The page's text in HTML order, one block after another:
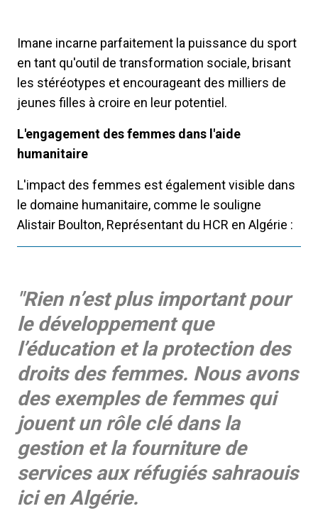
Imane incarne parfaitement la puissance du sport
en tant qu'outil de transformation sociale, brisant
les stéréotypes et encourageant des milliers de
jeunes filles à croire en leur potentiel.
L'engagement des femmes dans l'aide
humanitaire
L'impact des femmes est également visible dans
le domaine humanitaire, comme le souligne
Alistair Boulton, Représentant du HCR en Algérie :
"Rien n’est plus important pour
le développement que
l’éducation et la protection des
droits des femmes. Nous avons
des exemples de femmes qui
jouent un rôle clé dans la
gestion et la fourniture de
services aux réfugiés sahraouis
ici en Algérie.